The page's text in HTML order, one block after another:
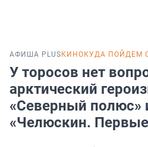
АФИША PLUS КИНО КУДА ПОЙДЕМ
У торосов нет
арктический
«Северный полюс»
«Челюскин.